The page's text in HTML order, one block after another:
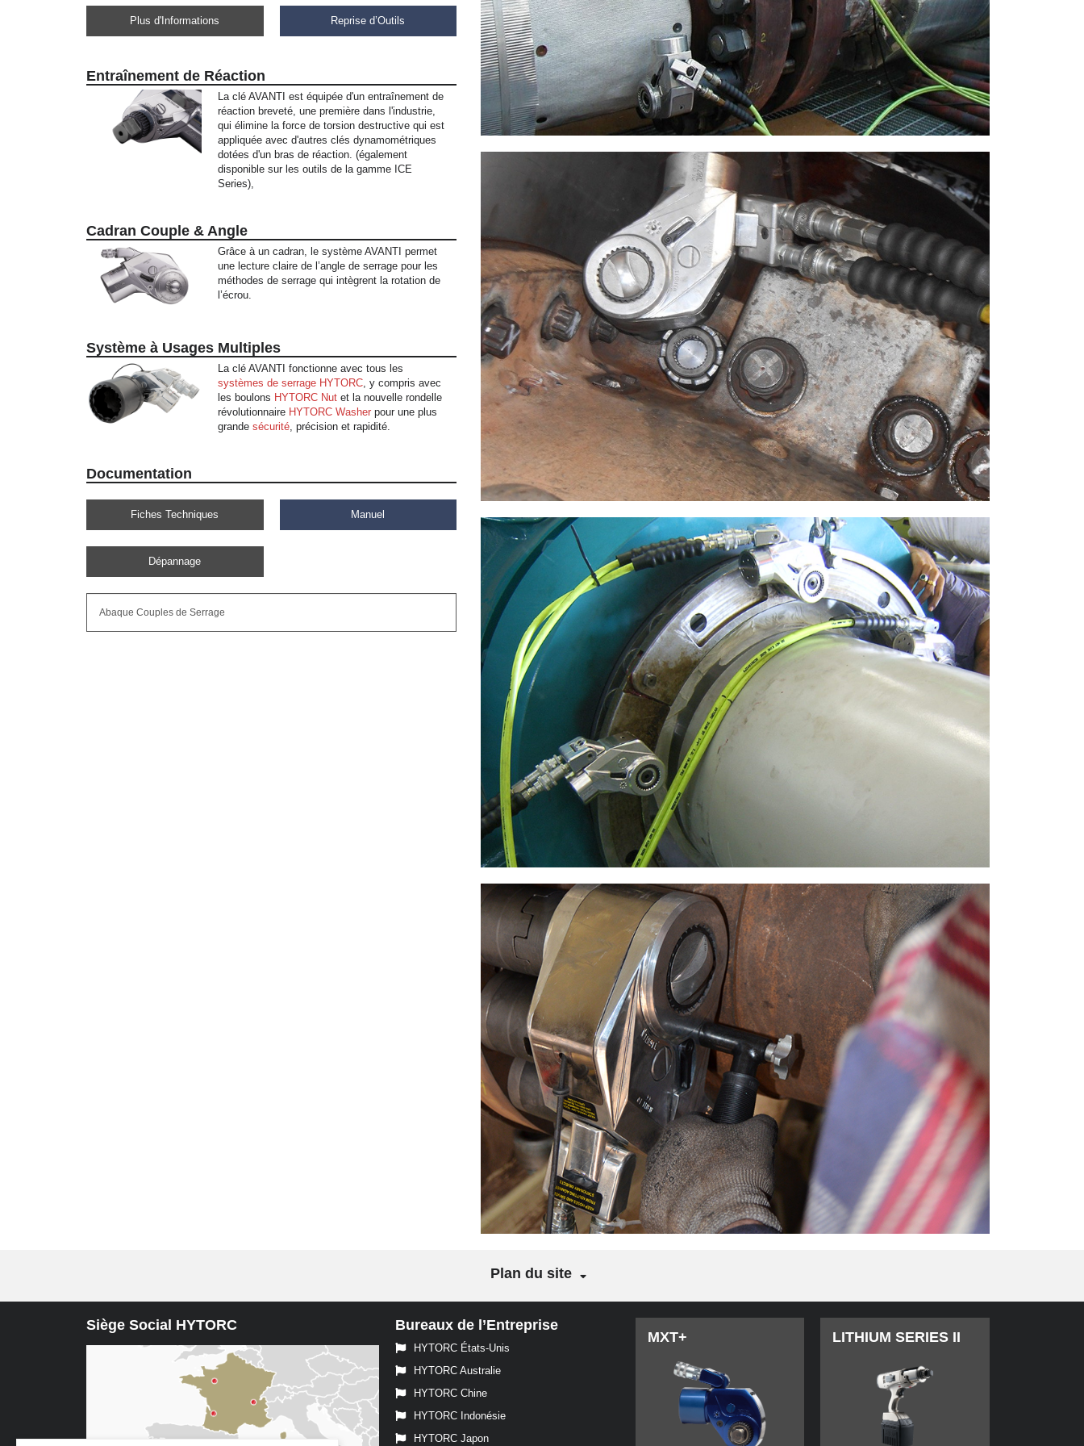
Plus d'Informations Reprise d’Outils
Entraînement de Réaction
La clé AVANTI est équipée d'un entraînement de
réaction breveté, une première dans l'industrie,
qui élimine la force de torsion destructive qui est
appliquée avec d'autres clés dynamométriques
dotées d'un bras de réaction. (également
disponible sur les outils de la gamme ICE
Series),
Cadran Couple & Angle
Grâce à un cadran, le système AVANTI permet
une lecture claire de l’angle de serrage pour les
méthodes de serrage qui intègrent la rotation de
l’écrou.
Système à Usages Multiples
La clé AVANTI fonctionne avec tous les
systèmes de serrage HYTORC, y compris avec
les boulons HYTORC Nutet la nouvelle rondelle
révolutionnaire HYTORC Washerpour une plus
grande sécurité, précision et rapidité.
Documentation
Fiches Techniques Manuel
Dépannage
Plan du site
Siège Social HYTORC Bureaux de l’Entreprise
HYTORC États-Unis
HYTORC Australie
HYTORC Chine
HYTORC Indonésie
HYTORC Japon
MXT+ LITHIUM SERIES II